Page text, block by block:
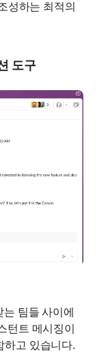
성하는 최적의
도구
팀들 사이에
턴트 메시징이
하고 있습니다.